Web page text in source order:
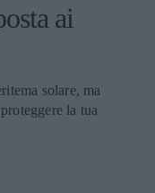
ai
solare, ma
la tua